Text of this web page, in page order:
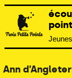
Ann